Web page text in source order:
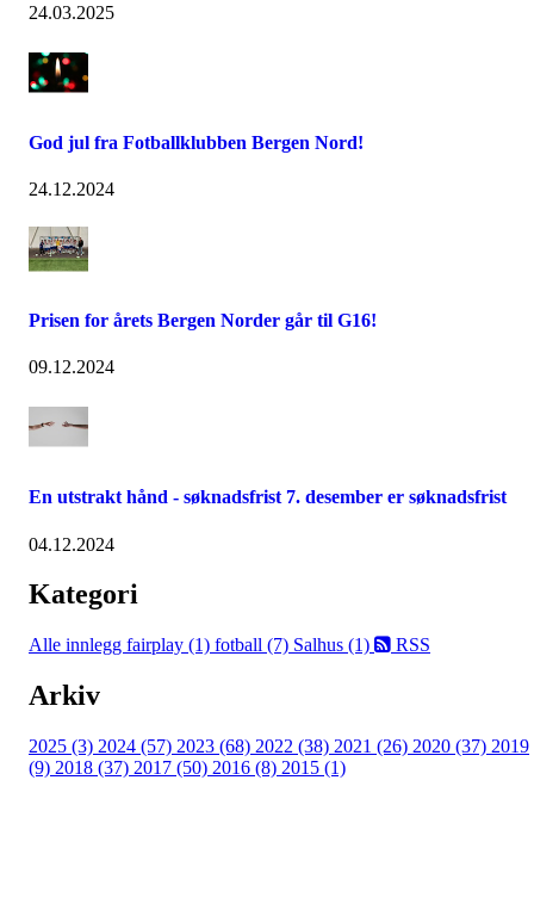
24.03.2025
God jul fra Fotballklubben Bergen Nord!
24.12.2024
Prisen for årets Bergen Norder går til G16!
09.12.2024
En utstrakt hånd - søknadsfrist 7. desember er søknadsfrist
04.12.2024
Kategori
Alle innlegg fairplay (1) fotball (7) Salhus (1) RSS
Arkiv
2025 (3) 2024 (57) 2023 (68) 2022 (38) 2021 (26) 2020 (37) 2019
(9) 2018 (37) 2017 (50) 2016 (8) 2015 (1)